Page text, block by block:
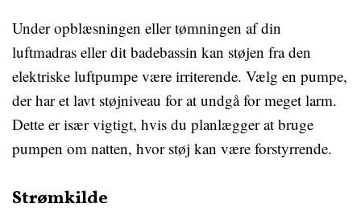
Under opblæsningen eller tømningen af ​​din
luftmadras eller dit badebassin kan støjen fra den
elektriske luftpumpe være irriterende. Vælg en pumpe,
der har et lavt støjniveau for at undgå for meget larm.
Dette er især vigtigt, hvis du planlægger at bruge
pumpen om natten, hvor støj kan være forstyrrende.
Strømkilde